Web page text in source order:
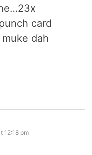
card
dah
12:18 pm